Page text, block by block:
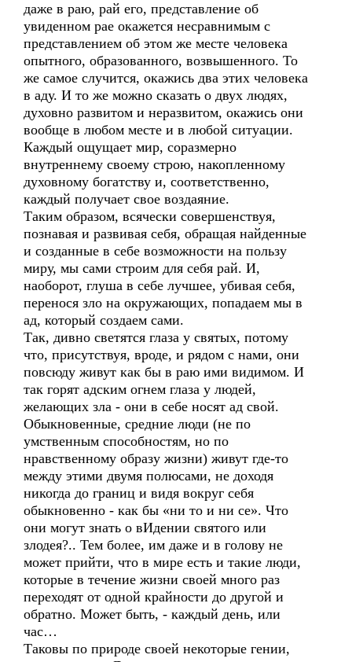
даже в раю, рай его, представление об
увиденном рае окажется несравнимым с
представлением об этом же месте человека
опытного, образованного, возвышенного. То
же самое случится, окажись два этих человека
в аду. И то же можно сказать о двух людях,
духовно развитом и неразвитом, окажись они
вообще в любом месте и в любой ситуации.
Каждый ощущает мир, соразмерно
внутреннему своему строю, накопленному
духовному богатству и, соответственно,
каждый получает свое воздаяние.
Таким образом, всячески совершенствуя,
познавая и развивая себя, обращая найденные
и созданные в себе возможности на пользу
миру, мы сами строим для себя рай. И,
наоборот, глуша в себе лучшее, убивая себя,
перенося зло на окружающих, попадаем мы в
ад, который создаем сами.
Так, дивно светятся глаза у святых, потому
что, присутствуя, вроде, и рядом с нами, они
повсюду живут как бы в раю ими видимом. И
так горят адским огнем глаза у людей,
желающих зла - они в себе носят ад свой.
Обыкновенные, средние люди (не по
умственным способностям, но по
нравственному образу жизни) живут где-то
между этими двумя полюсами, не доходя
никогда до границ и видя вокруг себя
обыкновенно - как бы «ни то и ни се». Что
они могут знать о вИдении святого или
злодея?.. Тем более, им даже и в голову не
может прийти, что в мире есть и такие люди,
которые в течение жизни своей много раз
переходят от одной крайности до другой и
обратно. Может быть, - каждый день, или
час…
Таковы по природе своей некоторые гении,